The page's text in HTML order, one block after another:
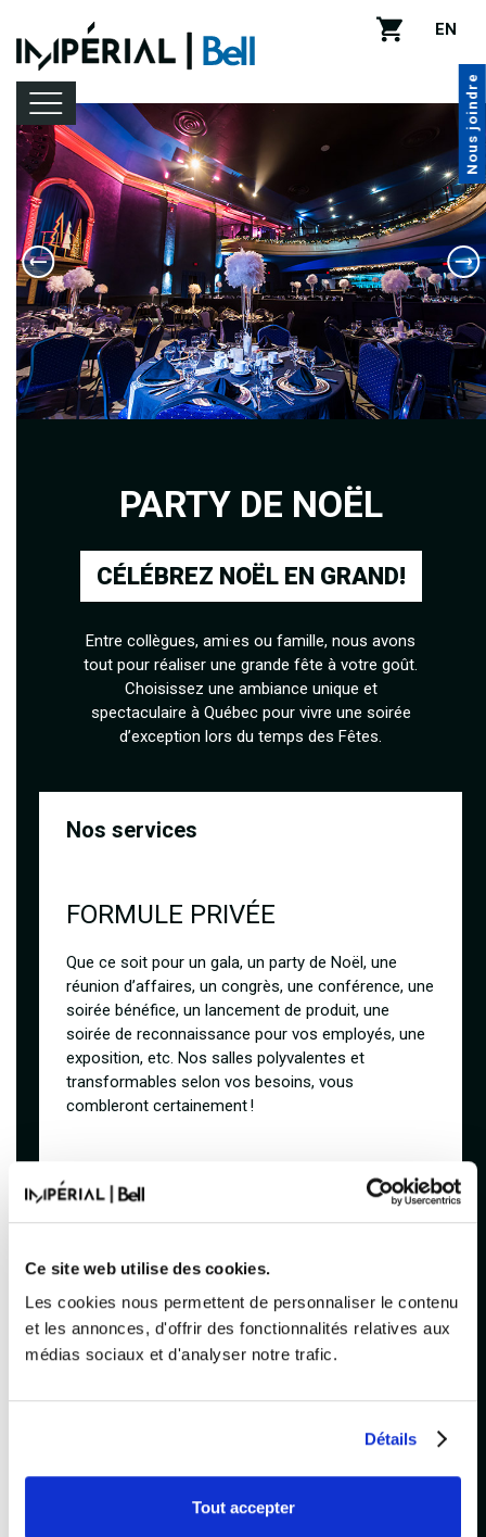
Ce site web utilise des cookies.
Les cookies nous permettent de personnaliser le contenu
et les annonces, d'offrir des fonctionnalités relatives aux
médias sociaux et d'analyser notre trafic.
Détails
Tout accepter
EN
Nous joindre
Programmation
Location de salle
Infos pratiques
PARTY DE NOËL
CÉLÉBREZ NOËL EN GRAND!
Entre collègues, ami·es ou famille, nous avons
tout pour réaliser une grande fête à votre goût.
Choisissez une ambiance unique et
spectaculaire à Québec pour vivre une soirée
d’exception lors du temps des Fêtes.
Nos services
Venez célébrer la fin de l'année en compagnie
FORMULE MULTI-ENTREPRISES
(CLÉ EN MAIN)
MÉMORABLE !
Animation DJ avant et après le spectacle
FORMULE PRIVÉE
Que ce soit pour un gala, un party de Noël, une
réunion d’affaires, un congrès, une conférence, une
soirée bénéfice, un lancement de produit, une
soirée de reconnaissance pour vos employés, une
exposition, etc. Nos salles polyvalentes et
transformables selon vos besoins, vous
combleront certainement !